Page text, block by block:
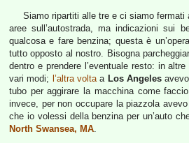
Siamo ripartiti alle tre e ci siamo fermati
aree sull’autostrada, ma indicazioni sui
qualcosa e fare benzina; questa è
tutto opposto al nostro. Bisogna
dentro e prendere l’eventuale resto: in
vari modi; l’altra voltaa Los Angelesavevo
tubo per aggirare la macchina come
invece, per non occupare la piazzola
che io volessi della benzina per un’auto
North Swansea, MA.